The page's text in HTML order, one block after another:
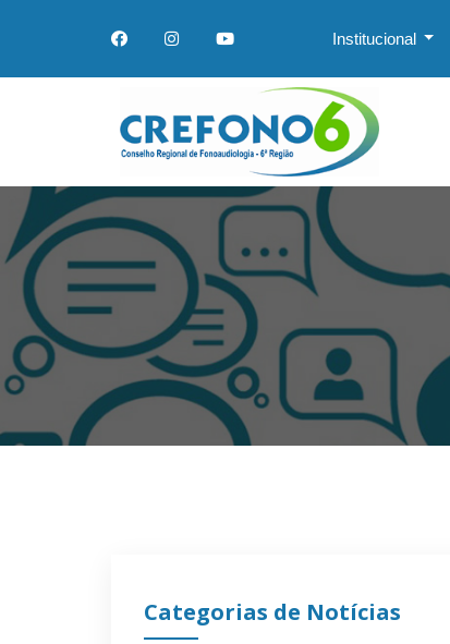
Institucional
Categorias de Notícias